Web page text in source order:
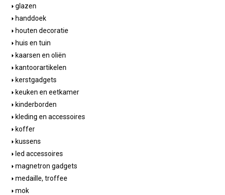
glazen
handdoek
houten decoratie
huis en tuin
kaarsen en oliën
kantoorartikelen
kerstgadgets
keuken en eetkamer
kinderborden
kleding en accessoires
koffer
kussens
led accessoires
magnetron gadgets
medaille, troffee
mok